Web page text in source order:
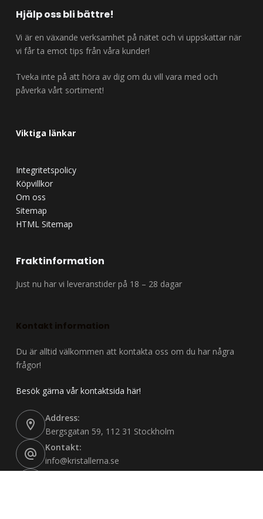
Hjälp oss bli bättre!
Vi är en växande verksamhet på nätet och vi uppskattar när
vi får ta emot tips från våra kunder!
Tveka inte på att höra av dig om du vill vara med och
påverka vårt sortiment!
Viktiga länkar
Integritetspolicy
Köpvillkor
Om oss
Sitemap
HTML Sitemap
Fraktinformation
Just nu har vi leveranstider på 18 – 28 dagar
Kontakt information
Du är alltid välkommen att kontakta oss om du har några
frågor!
Besök gärna vår kontaktsida här!
Address:
Bergsgatan 59, 112 31 Stockholm
Kontakt:
info@kristallerna.se